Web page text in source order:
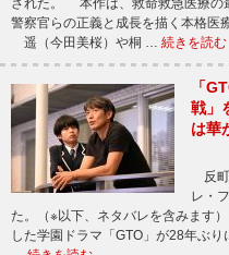
警察官らの正義と成長を描く本格医
遥（今田美桜）や桐 … 続きを読む
「
戦」
は華
反町
レ・
た。（※以下、ネタバレを含みます
した学園ドラマ「GTO」が28年ぶ